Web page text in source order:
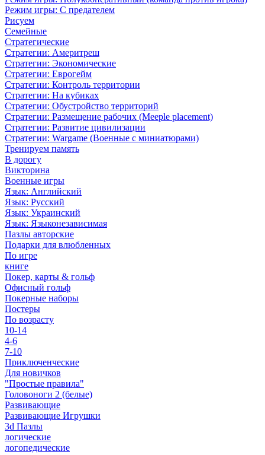
Режим игры: С предателем
Рисуем
Семейные
Стратегические
Стратегии: Америтреш
Стратегии: Экономические
Стратегии: Еврогейм
Стратегии: Контроль территории
Стратегии: На кубиках
Стратегии: Обустройство территорий
Стратегии: Размещение рабочих (Meeple placement)
Стратегии: Развитие цивилизации
Стратегии: Wargame (Военные с миниатюрами)
Тренируем память
В дорогу
Викторина
Военные игры
Язык: Английский
Язык: Русский
Язык: Украинский
Язык: Языконезависимая
Пазлы авторские
Подарки для влюбленных
По игре
книге
Покер, карты & гольф
Офисный гольф
Покерные наборы
Постеры
По возрасту
10-14
4-6
7-10
Приключенческие
Для новичков
"Простые правила"
Головоноги 2 (белые)
Развивающие
Развивающие Игрушки
3d Пазлы
логические
логопедические